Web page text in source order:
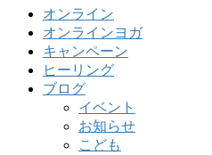
オンライン
オンラインヨガ
キャンペーン
ヒーリング
ブログ
イベント
お知らせ
こども